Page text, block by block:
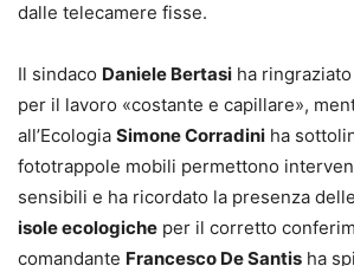
dalle telecamere fisse.
Il sindaco Daniele Bertasi ha
per il lavoro «costante e capillare»,
all’Ecologia Simone Corradini ha
fototrappole mobili permettono
sensibili e ha ricordato la presenza delle
isole ecologiche per il corretto
comandante Francesco De Santis ha